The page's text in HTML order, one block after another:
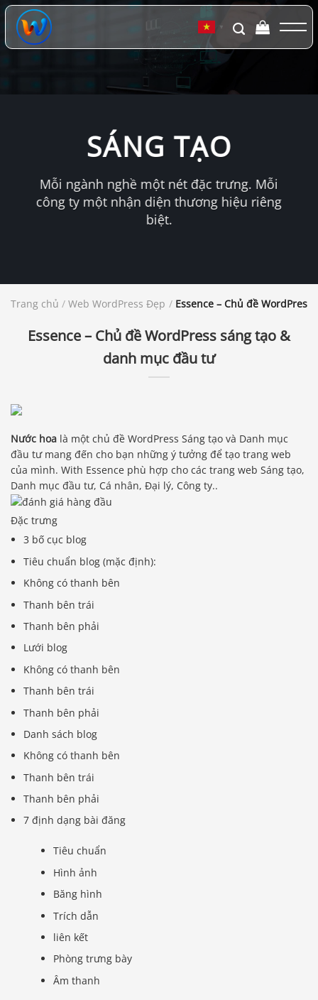
Chuyển
đến
dung
▼
SÁNG TẠO
Mỗi ngành nghề một nét đặc trưng. Mỗi
công ty một nhận diện thương hiệu riêng
biệt.
Trang chủ / Web WordPress Đẹp / Essence – Chủ đề
Essence – Chủ đề WordPress sáng tạo &
danh mục đầu tư
Nước hoa là một chủ đề WordPress Sáng tạo và Danh mục
đầu tư mang đến cho bạn những ý tưởng để tạo trang web
của mình. With Essence phù hợp cho các trang web Sáng tạo,
Danh mục đầu tư, Cá nhân, Đại lý, Công ty..
Đặc trưng
3 bố cục blog
Tiêu chuẩn blog (mặc định):
Không có thanh bên
Thanh bên trái
Thanh bên phải
Lưới blog
Không có thanh bên
Thanh bên trái
Thanh bên phải
Danh sách blog
Không có thanh bên
Thanh bên trái
Thanh bên phải
7 định dạng bài đăng
Tiêu chuẩn
Hình ảnh
Băng hình
Trích dẫn
liên kết
Phòng trưng bày
Âm thanh